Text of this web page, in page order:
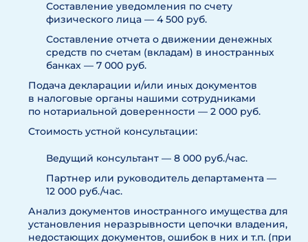
Составление уведомления по счету
физического лица — 4 500 руб.
Составление отчета о движении денежных
средств по счетам (вкладам) в иностранных
банках — 7 000 руб.
Подача декларации и/или иных документов
в налоговые органы нашими сотрудниками
по нотариальной доверенности — 2 000 руб.
Стоимость устной консультации:
Ведущий консультант — 8 000 руб./час.
Партнер или руководитель департамента —
12 000 руб./час.
Анализ документов иностранного имущества для
установления неразрывности цепочки владения,
недостающих документов, ошибок в них и т.п. (при